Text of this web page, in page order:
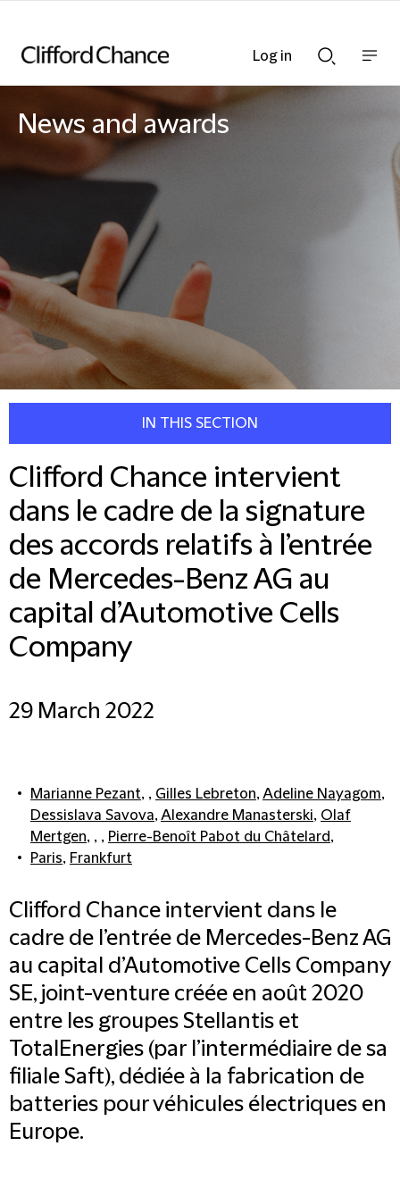
Searchnav
News and awards
IN THIS SECTION
Clifford Chance intervient
dans le cadre de la signature
des accords relatifs à l’entrée
de Mercedes-Benz AG au
capital d’Automotive Cells
Company
29 March 2022
Marianne Pezant, , Gilles Lebreton,Adeline Nayagom,
Dessislava Savova,Alexandre Manasterski, Olaf
Mertgen, , , Pierre-Benoît Pabot du Châtelard,
Paris, Frankfurt
Clifford Chance intervient dans le
cadre de l’entrée de Mercedes-Benz AG
au capital d’Automotive Cells Company
SE, joint-venture créée en août 2020
entre les groupes Stellantis et
TotalEnergies (par l’intermédiaire de sa
filiale Saft), dédiée à la fabrication de
batteries pour véhicules électriques en
Europe.
Log in